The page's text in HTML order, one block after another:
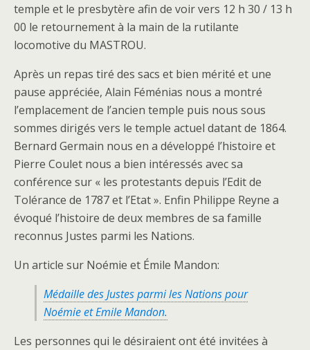
temple et le presbytère afin de voir vers 12 h 30 / 13 h
00 le retournement à la main de la rutilante
locomotive du MASTROU.
Après un repas tiré des sacs et bien mérité et une
pause appréciée, Alain Féménias nous a montré
l’emplacement de l’ancien temple puis nous sous
sommes dirigés vers le temple actuel datant de 1864.
Bernard Germain nous en a développé l’histoire et
Pierre Coulet nous a bien intéressés avec sa
conférence sur « les protestants depuis l’Edit de
Tolérance de 1787 et l’Etat ». Enfin Philippe Reyne a
évoqué l’histoire de deux membres de sa famille
reconnus Justes parmi les Nations.
Un article sur Noémie et Émile Mandon:
Médaille des Justes parmi les Nations pour
Noémie et Emile Mandon.
Les personnes qui le désiraient ont été invitées à